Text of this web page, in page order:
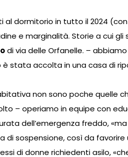
al dormitorio in tutto il 2024
e marginalità. Storie a cui
di via delle Orfanelle. –
stata accolta in una casa di
non sono poche quelle
– operiamo in equipe con
dell’emergenza freddo,
sospensione, così da
di donne richiedenti asilo,